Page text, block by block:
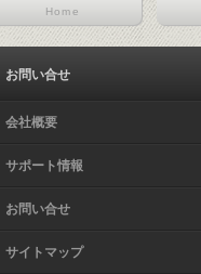
Home
お問い合せ
会社概要
サポート情報
お問い合せ
サイトマップ